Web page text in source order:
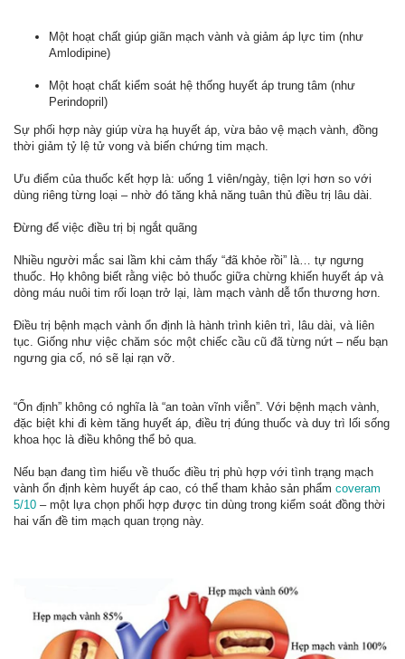
Một hoạt chất giúp giãn mạch vành và giảm áp lực tim (như
Amlodipine)
Một hoạt chất kiểm soát hệ thống huyết áp trung tâm (như
Perindopril)
Sự phối hợp này giúp vừa hạ huyết áp, vừa bảo vệ mạch vành, đồng
thời giảm tỷ lệ tử vong và biến chứng tim mạch.
Ưu điểm của thuốc kết hợp là: uống 1 viên/ngày, tiện lợi hơn so với
dùng riêng từng loại – nhờ đó tăng khả năng tuân thủ điều trị lâu dài.
Đừng để việc điều trị bị ngắt quãng
Nhiều người mắc sai lầm khi cảm thấy “đã khỏe rồi” là… tự ngưng
thuốc. Họ không biết rằng việc bỏ thuốc giữa chừng khiến huyết áp và
dòng máu nuôi tim rối loạn trở lại, làm mạch vành dễ tổn thương hơn.
Điều trị bệnh mạch vành ổn định là hành trình kiên trì, lâu dài, và liên
tục. Giống như việc chăm sóc một chiếc cầu cũ đã từng nứt – nếu bạn
ngưng gia cố, nó sẽ lại rạn vỡ.
“Ổn định” không có nghĩa là “an toàn vĩnh viễn”. Với bệnh mạch vành,
đặc biệt khi đi kèm tăng huyết áp, điều trị đúng thuốc và duy trì lối sống
khoa học là điều không thể bỏ qua.
Nếu bạn đang tìm hiểu về thuốc điều trị phù hợp với tình trạng mạch
vành ổn định kèm huyết áp cao, có thể tham khảo sản phẩm coveram
5/10 – một lựa chọn phối hợp được tin dùng trong kiểm soát đồng thời
hai vấn đề tim mạch quan trọng này.